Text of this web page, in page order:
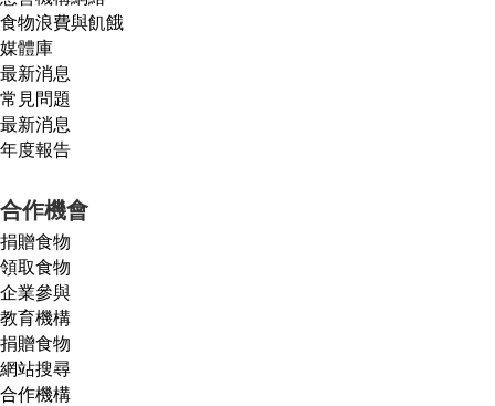
食物浪費與飢餓
媒體庫
最新消息
常見問題
最新消息
年度報告
合作機會
捐贈食物
領取食物
企業參與
教育機構
捐贈食物
網站搜尋
合作機構